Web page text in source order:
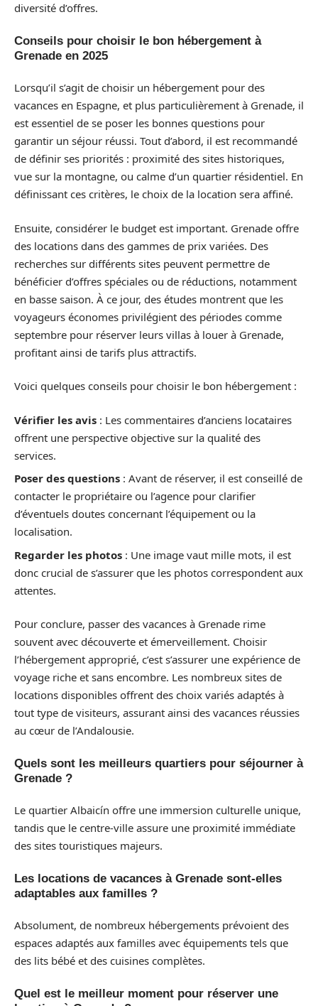
diversité d’offres.
Conseils pour choisir le bon hébergement à
Grenade en 2025
Lorsqu’il s’agit de choisir un hébergement pour des
vacances en Espagne, et plus particulièrement à Grenade, il
est essentiel de se poser les bonnes questions pour
garantir un séjour réussi. Tout d’abord, il est recommandé
de définir ses priorités : proximité des sites historiques,
vue sur la montagne, ou calme d’un quartier résidentiel. En
définissant ces critères, le choix de la location sera affiné.
Ensuite, considérer le budget est important. Grenade offre
des locations dans des gammes de prix variées. Des
recherches sur différents sites peuvent permettre de
bénéficier d’offres spéciales ou de réductions, notamment
en basse saison. À ce jour, des études montrent que les
voyageurs économes privilégient des périodes comme
septembre pour réserver leurs villas à louer à Grenade,
profitant ainsi de tarifs plus attractifs.
Voici quelques conseils pour choisir le bon hébergement :
Vérifier les avis : Les commentaires d’anciens locataires
offrent une perspective objective sur la qualité des
services.
Poser des questions : Avant de réserver, il est conseillé de
contacter le propriétaire ou l’agence pour clarifier
d’éventuels doutes concernant l’équipement ou la
localisation.
Regarder les photos : Une image vaut mille mots, il est
donc crucial de s’assurer que les photos correspondent aux
attentes.
Pour conclure, passer des vacances à Grenade rime
souvent avec découverte et émerveillement. Choisir
l’hébergement approprié, c’est s’assurer une expérience de
voyage riche et sans encombre. Les nombreux sites de
locations disponibles offrent des choix variés adaptés à
tout type de visiteurs, assurant ainsi des vacances réussies
au cœur de l’Andalousie.
Quels sont les meilleurs quartiers pour séjourner à
Grenade ?
Le quartier Albaicín offre une immersion culturelle unique,
tandis que le centre-ville assure une proximité immédiate
des sites touristiques majeurs.
Les locations de vacances à Grenade sont-elles
adaptables aux familles ?
Absolument, de nombreux hébergements prévoient des
espaces adaptés aux familles avec équipements tels que
des lits bébé et des cuisines complètes.
Quel est le meilleur moment pour réserver une